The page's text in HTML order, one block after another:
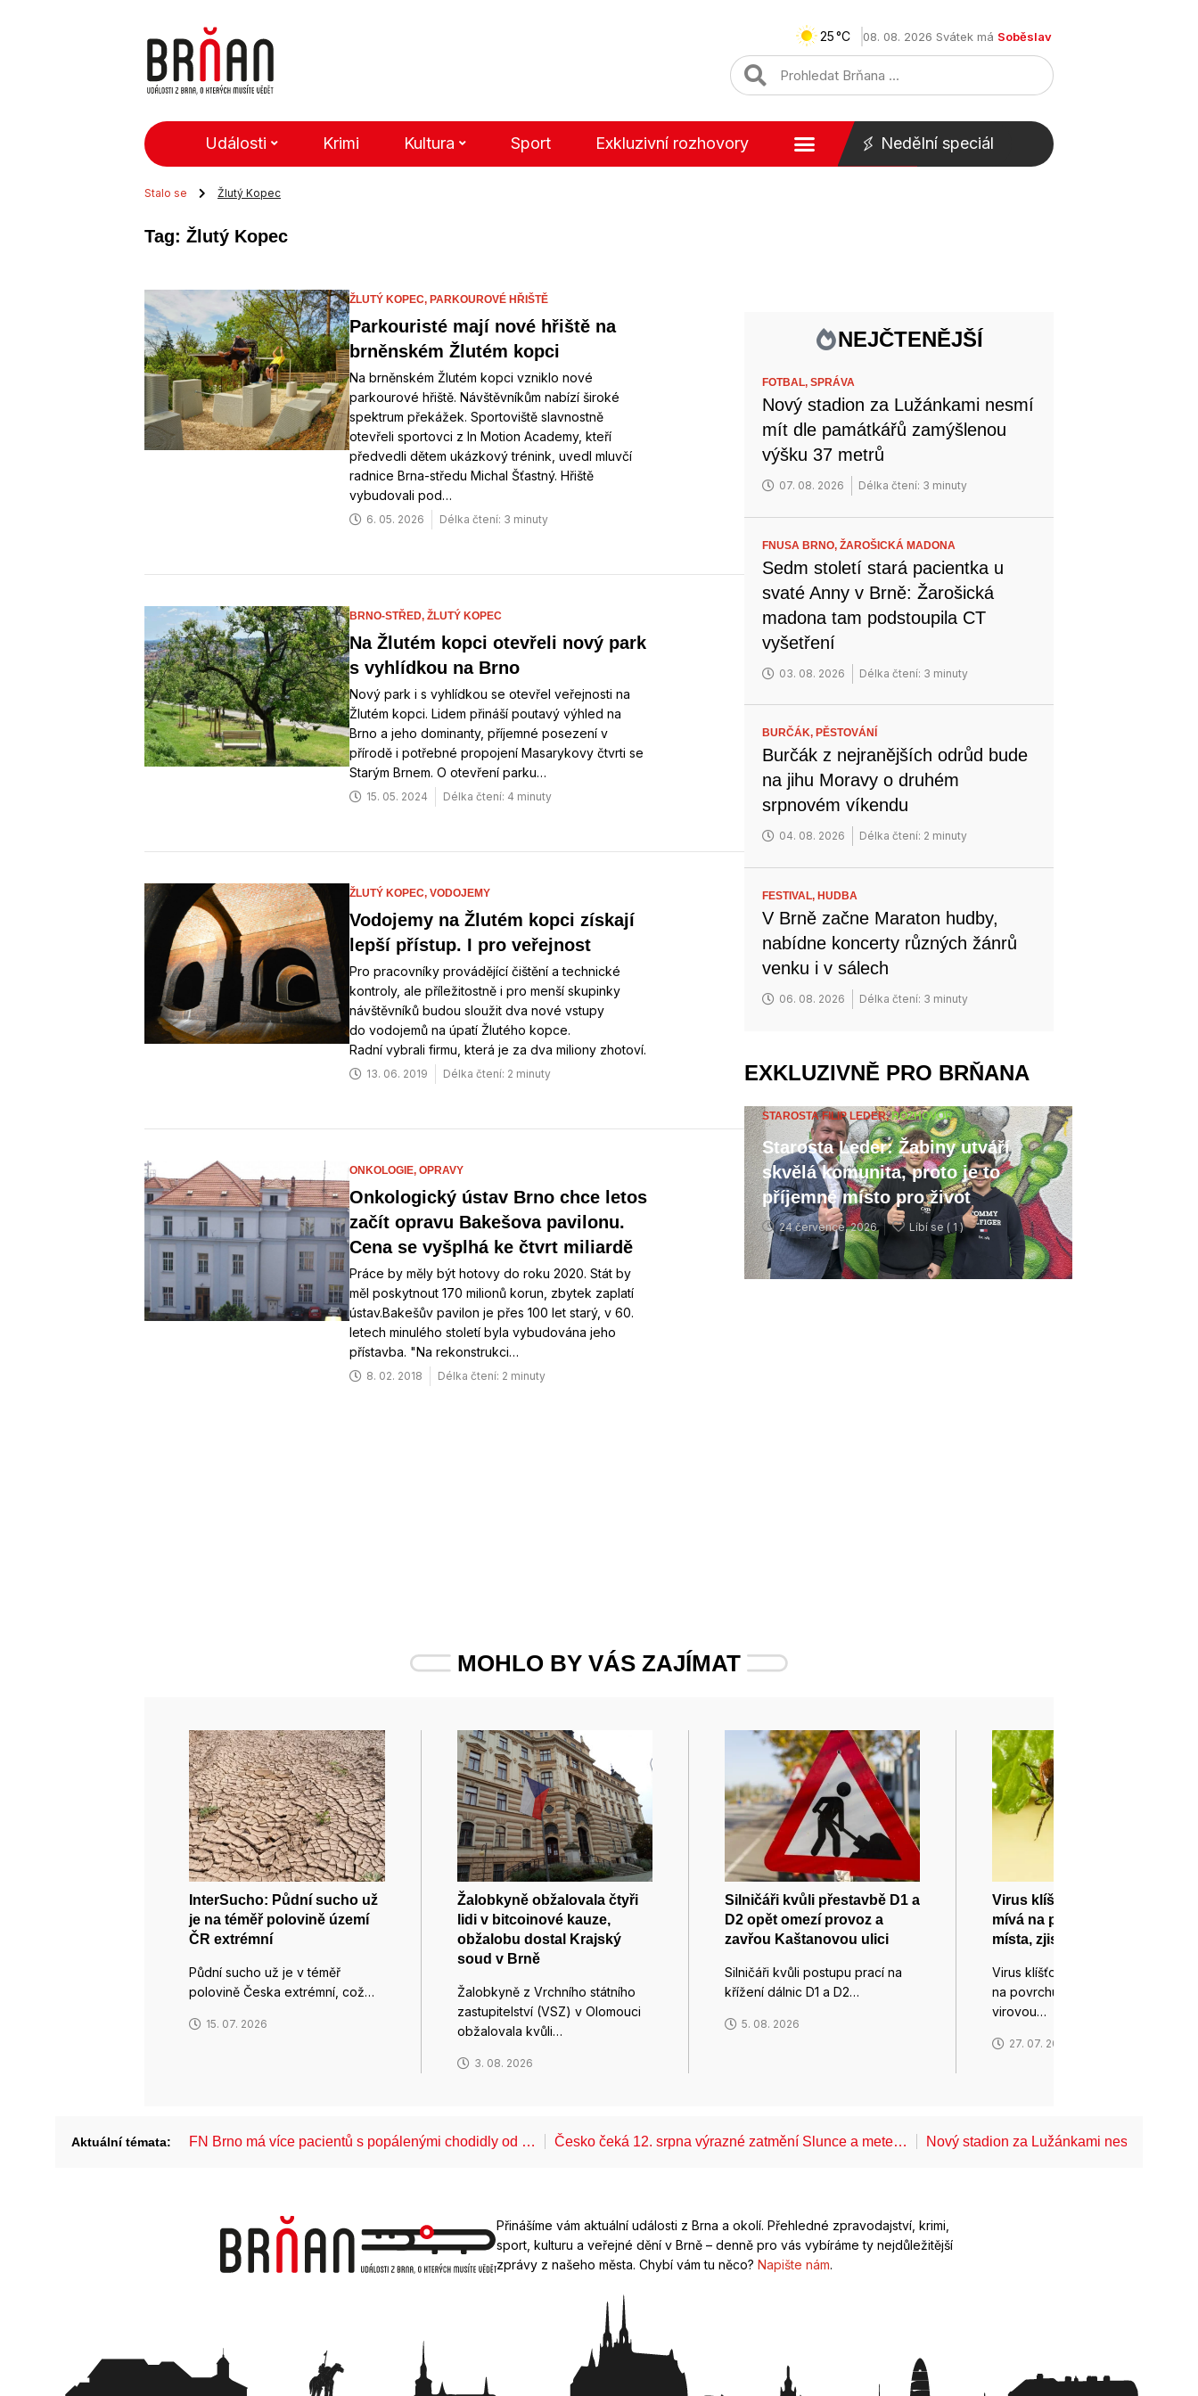
25 08. 08. 2026 Svátek má Soběslav
Události Krimi Kultura Sport Exkluzivní rozhovory Nedělní speciál
Stalo se Žlutý Kopec
Tag: Žlutý Kopec
ŽLUTÝ KOPEC, PARKOUROVÉ HŘIŠTĚ
Parkouristé mají nové hřiště na
brněnském Žlutém kopci
Na brněnském Žlutém kopci vzniklo nové
parkourové hřiště. Návštěvníkům nabízí široké
spektrum překážek. Sportoviště slavnostně
otevřeli sportovci z In Motion Academy, kteří
předvedli dětem ukázkový trénink, uvedl mluvčí
radnice Brna-středu Michal Šťastný. Hřiště
vybudovali pod…
6. 05. 2026 Délka čtení: 3 minuty
BRNO-STŘED, ŽLUTÝ KOPEC
Na Žlutém kopci otevřeli nový park
s vyhlídkou na Brno
Nový park i s vyhlídkou se otevřel veřejnosti na
Žlutém kopci. Lidem přináší poutavý výhled na
Brno a jeho dominanty, příjemné posezení v
přírodě i potřebné propojení Masarykovy čtvrti se
Starým Brnem. O otevření parku…
15. 05. 2024 Délka čtení: 4 minuty
ŽLUTÝ KOPEC, VODOJEMY
Vodojemy na Žlutém kopci získají
lepší přístup. I pro veřejnost
Pro pracovníky provádějící čištění a technické
kontroly, ale příležitostně i pro menší skupinky
návštěvníků budou sloužit dva nové vstupy
do vodojemů na úpatí Žlutého kopce.
Radní vybrali firmu, která je za dva miliony zhotoví.
13. 06. 2019 Délka čtení: 2 minuty
ONKOLOGIE, OPRAVY
Onkologický ústav Brno chce letos
začít opravu Bakešova pavilonu.
Cena se vyšplhá ke čtvrt miliardě
Práce by měly být hotovy do roku 2020. Stát by
měl poskytnout 170 milionů korun, zbytek zaplatí
ústav.Bakešův pavilon je přes 100 let starý, v 60.
letech minulého století byla vybudována jeho
přístavba. "Na rekonstrukci…
8. 02. 2018 Délka čtení: 2 minuty
NEJČTENĚJŠÍ
FOTBAL,SPRÁVA
Nový stadion za Lužánkami nesmí
mít dle památkářů zamýšlenou
výšku 37 metrů
07. 08. 2026 Délka čtení: 3 minuty
FNUSA BRNO,ŽAROŠICKÁ MADONA
Sedm století stará pacientka u
svaté Anny v Brně: Žarošická
madona tam podstoupila CT
vyšetření
03. 08. 2026 Délka čtení: 3 minuty
BURČÁK, PĚSTOVÁNÍ
Burčák z nejranějších odrůd bude
na jihu Moravy o druhém
srpnovém víkendu
04. 08. 2026 Délka čtení: 2 minuty
FESTIVAL,HUDBA
V Brně začne Maraton hudby,
nabídne koncerty různých žánrů
venku i v sálech
06. 08. 2026 Délka čtení: 3 minuty
EXKLUZIVNĚ PRO BRŇANA
STAROSTA FILIP LEDER,ROZHOVOR
Starosta Leder: Žabiny utváří
skvělá komunita, proto je to
příjemné místo pro život
24 července, 2026 Líbí se ( 1 )
MOHLO BY VÁS ZAJÍMAT
InterSucho: Půdní sucho už
je na téměř polovině území
ČR extrémní
Půdní sucho už je v téměř
polovině Česka extrémní, což…
15. 07. 2026
Žalobkyně obžalovala čtyři
lidi v bitcoinové kauze,
obžalobu dostal Krajský
soud v Brně
Žalobkyně z Vrchního státního
zastupitelství (VSZ) v Olomouci
obžalovala kvůli…
3. 08. 2026
Silničáři kvůli přestavbě D1 a
D2 opět omezí provoz a
zavřou Kaštanovou ulici
Silničáři kvůli postupu prací na
křížení dálnic D1 a D2…
5. 08. 2026
Virus klíšťové encefalitidy
mívá na povrchu slabá
místa, zjistili vědci
Virus klíšťové encefalitidy mívá
na povrchu slabá místa, kde
virovou…
27. 07. 2026
Aktuální témata: FN Brno má více pacientů s popálenými chodidly od … Česko čeká 12. srpna výrazné zatmění Slunce a mete… Nový stadion za Lužánkami nesmí mít dle
Přinášíme vám aktuální události z Brna a okolí. Přehledné zpravodajství, krimi,
sport, kulturu a veřejné dění v Brně – denně pro vás vybíráme ty nejdůležitější
zprávy z našeho města. Chybí vám tu něco? Napište nám.